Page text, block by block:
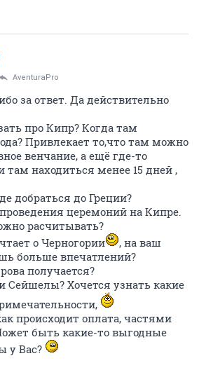
AventuraPro
за ответ. Да действительно
про Кипр? Когда там
Привлекает то,что там можно
венчание, а ещё где-то
там находиться менее 15 дней ,
добраться до Греции?
церемоний на Кипре.
расчитывать?
о Черногории
, на ваш
больше впечатлений?
получается?
Сейшелы? Хочется узнать какие
происходит оплата, частями
быть какие-то выгодные
у Вас?